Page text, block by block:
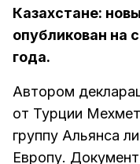
Казахстане:
опубликован на
года.
Автором
от Турции
группу Альянса
Европу.